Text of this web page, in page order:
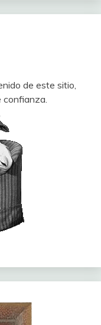
de este sitio,
confianza.